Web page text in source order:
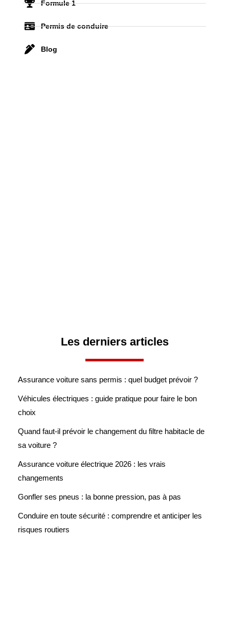
Formule 1
Permis de conduire
Blog
Les derniers articles
Assurance voiture sans permis : quel budget prévoir ?
Véhicules électriques : guide pratique pour faire le bon
choix
Quand faut-il prévoir le changement du filtre habitacle de
sa voiture ?
Assurance voiture électrique 2026 : les vrais
changements
Gonfler ses pneus : la bonne pression, pas à pas
Conduire en toute sécurité : comprendre et anticiper les
risques routiers